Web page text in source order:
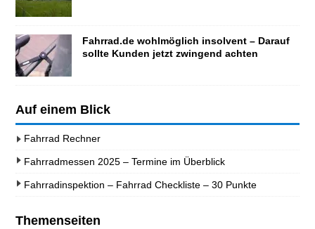
Fahrrad.de wohlmöglich insolvent – Darauf
sollte Kunden jetzt zwingend achten
Auf einem Blick
Fahrrad Rechner
Fahrradmessen 2025 – Termine im Überblick
Fahrradinspektion – Fahrrad Checkliste – 30 Punkte
Themenseiten